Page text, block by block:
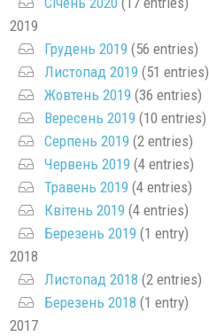
2019
Грудень 2019 (56 entries)
Листопад 2019 (51 entries)
Жовтень 2019 (36 entries)
Вересень 2019 (10 entries)
Серпень 2019 (2 entries)
Червень 2019 (4 entries)
Травень 2019 (4 entries)
Квітень 2019 (4 entries)
Березень 2019 (1 entry)
2018
Листопад 2018 (2 entries)
Березень 2018 (1 entry)
2017